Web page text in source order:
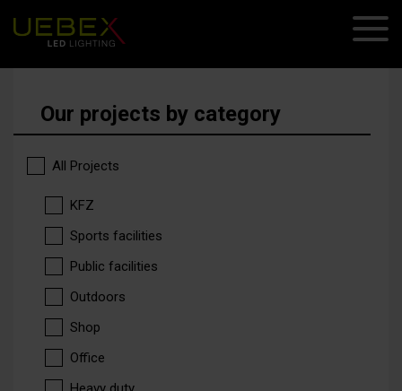
Our projects by category
All Projects
KFZ
Sports facilities
Public facilities
Outdoors
Shop
Office